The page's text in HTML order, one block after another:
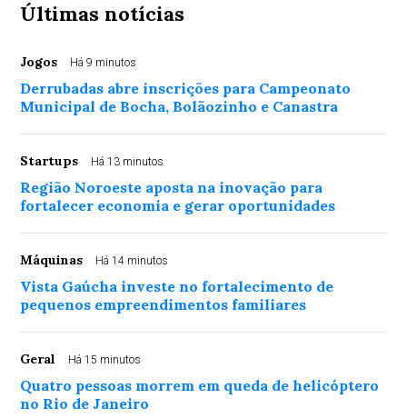
Últimas notícias
Jogos Há 9 minutos
Derrubadas abre inscrições para Campeonato
Municipal de Bocha, Bolãozinho e Canastra
Startups Há 13 minutos
Região Noroeste aposta na inovação para
fortalecer economia e gerar oportunidades
Máquinas Há 14 minutos
Vista Gaúcha investe no fortalecimento de
pequenos empreendimentos familiares
Geral Há 15 minutos
Quatro pessoas morrem em queda de helicóptero
no Rio de Janeiro